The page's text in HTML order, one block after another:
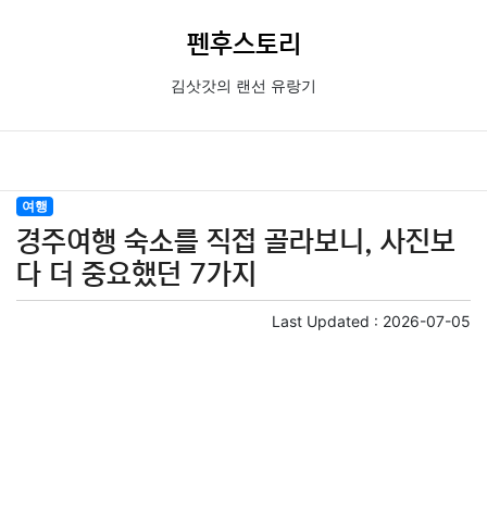
펜후스토리
김삿갓의 랜선 유랑기
여행
경주여행 숙소를 직접 골라보니, 사진보
다 더 중요했던 7가지
Last Updated : 2026-07-05